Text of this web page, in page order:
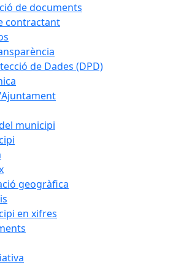
de documents
contractant
de Dades (DPD)
municipi
geogràfica
en xifres